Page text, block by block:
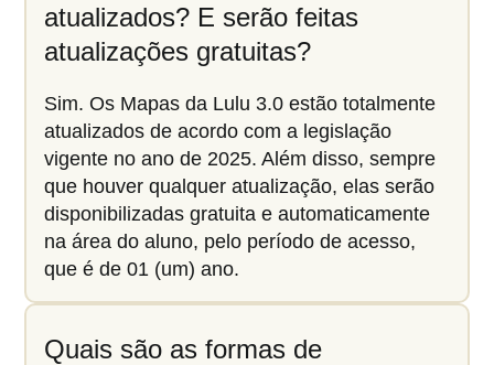
atualizados? E serão feitas
atualizações gratuitas?
Sim. Os Mapas da Lulu 3.0 estão totalmente
atualizados de acordo com a legislação
vigente no ano de 2025. Além disso, sempre
que houver qualquer atualização, elas serão
disponibilizadas gratuita e automaticamente
na área do aluno, pelo período de acesso,
que é de 01 (um) ano.
Quais são as formas de